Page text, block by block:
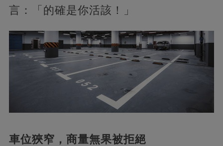
言：「的確是你活該！」
車位狹窄，商量無果被拒絕